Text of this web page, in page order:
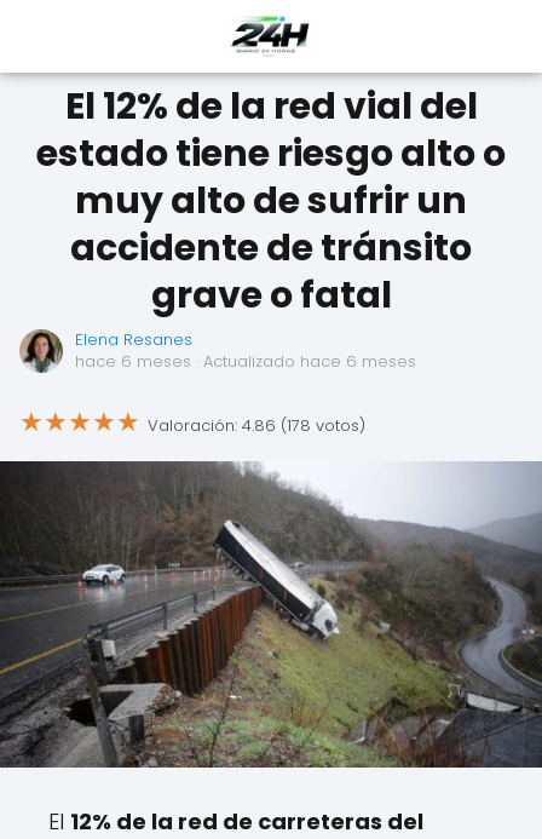
El 12% de la red vial del
estado tiene riesgo alto o
muy alto de sufrir un
accidente de tránsito
grave o fatal
Elena Resanes
hace 6 meses · Actualizado hace 6 meses
★★★★★ Valoración: 4.86 (178 votos)
El 12% de la red de carreteras del